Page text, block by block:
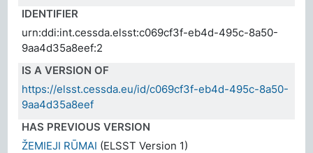
IDENTIFIER
urn:ddi:int.cessda.elsst:c069cf3f-eb4d-495c-8a50-
9aa4d35a8eef:2
IS A VERSION OF
https://elsst.cessda.eu/id/c069cf3f-eb4d-495c-8a50-
9aa4d35a8eef
HAS PREVIOUS VERSION
ŽEMIEJI RŪMAI (ELSST Version 1)